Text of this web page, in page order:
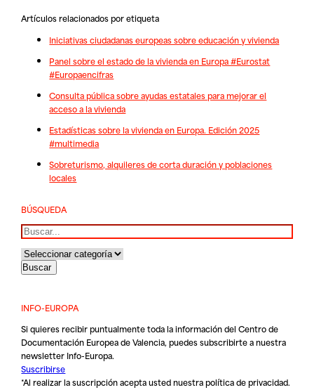
Artículos relacionados por etiqueta
Iniciativas ciudadanas europeas sobre educación y vivienda
Panel sobre el estado de la vivienda en Europa #Eurostat
#Europaencifras
Consulta pública sobre ayudas estatales para mejorar el
acceso a la vivienda
Estadísticas sobre la vivienda en Europa. Edición 2025
#multimedia
Sobreturismo, alquileres de corta duración y poblaciones
locales
BÚSQUEDA
Buscar
INFO-EUROPA
Si quieres recibir puntualmente toda la información del Centro de
Documentación Europea de Valencia, puedes subscribirte a nuestra
newsletter Info-Europa.
Suscribirse
*Al realizar la suscripción acepta usted nuestrapolítica de privacidad.